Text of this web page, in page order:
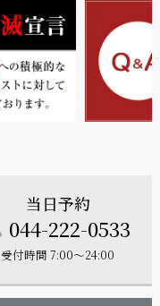
当日予約
044-222-0533
受付時間 7:00～24:00